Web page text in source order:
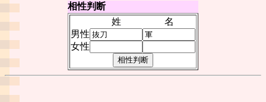
相性判断
姓
名
男性
女性